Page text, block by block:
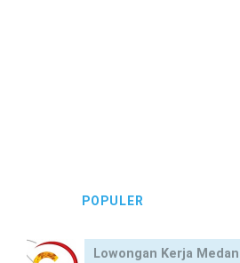
POPULER
Lowongan Kerja